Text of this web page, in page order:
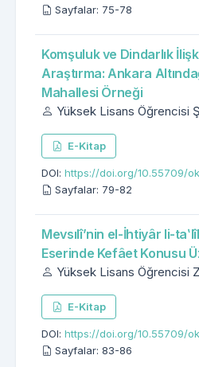
Sayfalar: 75-78
Komşuluk ve Dindarlık
Araştırma: Ankara
Mahallesi Örneği
Yüksek Lisans Öğrencisi
E-Kitap
DOI: https://doi.org/10.55709/
Sayfalar: 79-82
Mevsılî’nin el-İhtiyâr li-
Eserinde Kefâet Konusu
Yüksek Lisans Öğrencisi
E-Kitap
DOI: https://doi.org/10.55709/
Sayfalar: 83-86